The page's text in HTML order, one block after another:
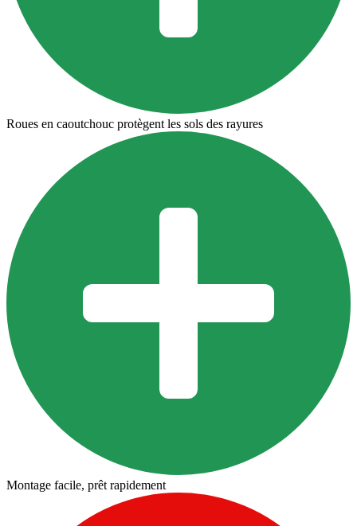
Roues en caoutchouc protègent les sols des rayures
Montage facile, prêt rapidement